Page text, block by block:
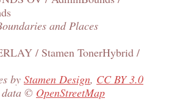
and Places
/ Stamen TonerHybrid /
by Stamen Design, CC BY 3.0
© OpenStreetMap